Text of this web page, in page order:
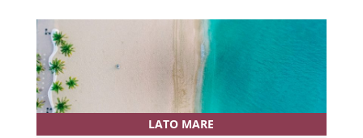
LATO MARE